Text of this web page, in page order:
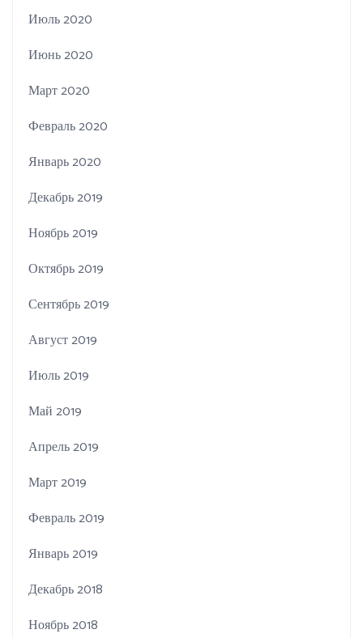
Июль 2020
Июнь 2020
Март 2020
Февраль 2020
Январь 2020
Декабрь 2019
Ноябрь 2019
Октябрь 2019
Сентябрь 2019
Август 2019
Июль 2019
Май 2019
Апрель 2019
Март 2019
Февраль 2019
Январь 2019
Декабрь 2018
Ноябрь 2018